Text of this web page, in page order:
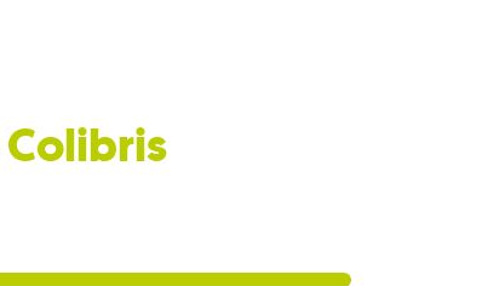
Colibris